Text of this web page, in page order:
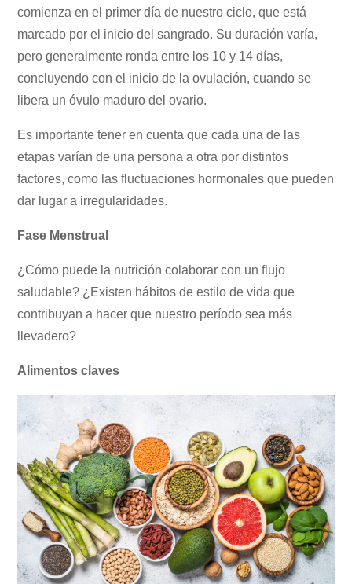
comienza en el primer día de nuestro ciclo, que está
marcado por el inicio del sangrado. Su duración varía,
pero generalmente ronda entre los 10 y 14 días,
concluyendo con el inicio de la ovulación, cuando se
libera un óvulo maduro del ovario.
Es importante tener en cuenta que cada una de las
etapas varían de una persona a otra por distintos
factores, como las fluctuaciones hormonales que pueden
dar lugar a irregularidades.
Fase Menstrual
¿Cómo puede la nutrición colaborar con un flujo
saludable? ¿Existen hábitos de estilo de vida que
contribuyan a hacer que nuestro período sea más
llevadero?
Alimentos claves